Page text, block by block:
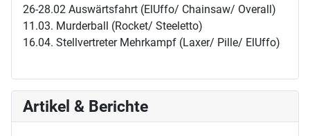
26-28.02 Auswärtsfahrt (ElUffo/ Chainsaw/ Overall)
11.03. Murderball (Rocket/ Steeletto)
16.04. Stellvertreter Mehrkampf (Laxer/ Pille/ ElUffo)
Artikel & Berichte